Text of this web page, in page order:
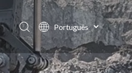
Português
English
العربية
Français